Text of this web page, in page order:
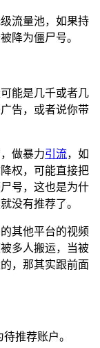
流量池，如果持
降为僵尸号。
能是几千或者几
告，或者说你带
做暴力引流，如
权，可能直接把
号，这也是为什
没有推荐了。
其他平台的视频
多人搬运，当被
，那其实跟前面
推荐账户。